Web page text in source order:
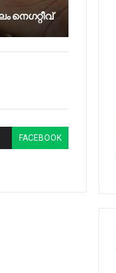
നെ​ഗ​റ്റീ​വ്
FACEBOOK